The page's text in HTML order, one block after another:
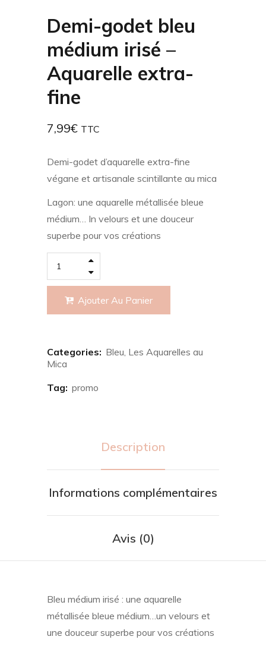
Demi-godet bleu
médium irisé –
Aquarelle extra-
fine
7,99€ TTC
Demi-godet d’aquarelle extra-fine
végane et artisanale scintillante au mica
Lagon: une aquarelle métallisée bleue
médium… In velours et une douceur
superbe pour vos créations
Ajouter Au Panier
Categories: Bleu, Les Aquarelles au
Mica
Tag: promo
Description
Informations complémentaires
Avis (0)
Bleu médium irisé : une aquarelle
métallisée bleue médium…un velours et
une douceur superbe pour vos créations